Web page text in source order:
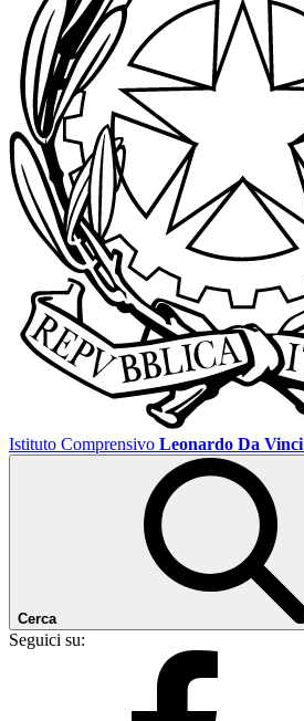
Istituto Comprensivo Leonardo Da Vinci
Cerca
Seguici su: